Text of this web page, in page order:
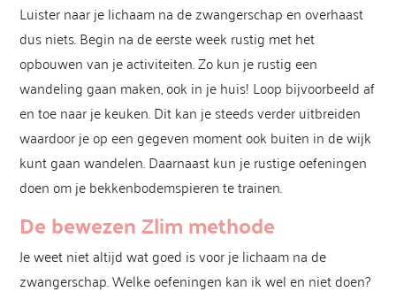
Luister naar je lichaam na de zwangerschap en overhaast
dus niets. Begin na de eerste week rustig met het
opbouwen van je activiteiten. Zo kun je rustig een
wandeling gaan maken, ook in je huis! Loop bijvoorbeeld af
en toe naar je keuken. Dit kan je steeds verder uitbreiden
waardoor je op een gegeven moment ook buiten in de wijk
kunt gaan wandelen. Daarnaast kun je rustige oefeningen
doen om je bekkenbodemspieren te trainen.
De bewezen Zlim methode
Je weet niet altijd wat goed is voor je lichaam na de
zwangerschap. Welke oefeningen kan ik wel en niet doen?